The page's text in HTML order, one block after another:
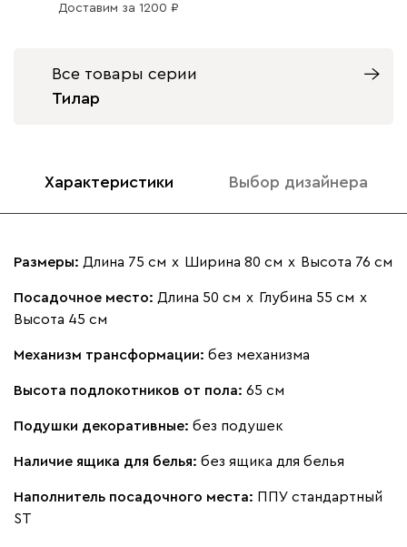
Геста 33 990
Ланза
Бежевый
Массив Графит
Доставим за 1200
Все товары серии
Тилар
Характеристики Выбор дизайнера
Размеры: Длина 75 см х Ширина 80 см х Высота 76 см
Посадочное место: Длина 50 см х Глубина 55 см х
Высота 45 см
Механизм трансформации: без механизма
Высота подлокотников от пола: 65 см
Подушки декоративные: без подушек
Наличие ящика для белья: без ящика для белья
Наполнитель посадочного места: ППУ стандартный
ST